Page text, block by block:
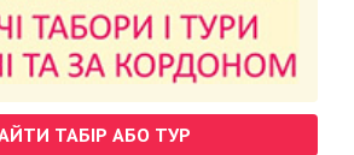
ТАБІР АБО ТУР